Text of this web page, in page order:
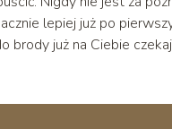
lepiej już po
brody już na Ciebie